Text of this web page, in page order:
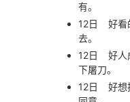
有。
12日
好看
去。
12日
好人
下屠刀。
12日
好想